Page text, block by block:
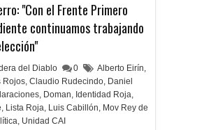
"Con el Frente Primero
continuamos trabajando
del Diablo 0 Alberto Eirín,
Rojos, Claudio Rudecindo, Daniel
, Doman, Identidad Roja,
, Lista Roja, Luis Cabillón, Mov Rey de
, Unidad CAI